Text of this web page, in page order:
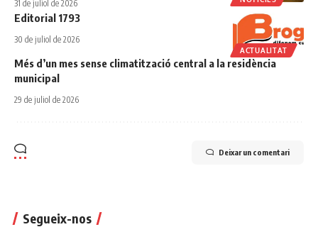
31 de juliol de 2026
ACTUALITAT
Editorial 1793
30 de juliol de 2026
Més d’un mes sense climatització central a la residència
municipal
29 de juliol de 2026
Deixar un comentari
Segueix-nos